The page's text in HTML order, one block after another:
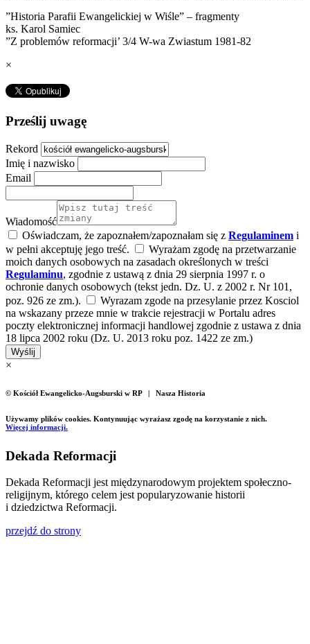
”Historia Parafii Ewangelickiej w Wiśle” – fragmenty
ks. Karol Samiec
”Z problemów reformacji’ 3/4 W-wa Zwiastum 1981-82
×
Prześlij uwagę
Rekord
Imię i nazwisko
Email
Wiadomość
Oświadczam, że zapoznałem/zapoznałam się z Regulaminem i
w pełni akceptuję jego treść.
Wyrażam zgodę na przetwarzanie
moich danych osobowych na zasadach określonych w treści
Regulaminu, zgodnie z ustawą z dnia 29 sierpnia 1997 r. o
ochronie danych osobowych (tekst jedn. Dz. U. z 2002 r. Nr 101,
poz. 926 ze zm.).
Wyrazam zgode na przesylanie przez Kosciol
na wskazany przeze mnie w trakcie rejestracji w Portalu adres
poczty elektronicznej informacji handlowej zgodnie z ustawa z dnia
18 lipca 2002 roku (Dz. U. 2013 roku poz. 1422 ze zm.)
Wyślij
×
© Kościół Ewangelicko-Augsburski w RP | Nasza Historia
Używamy plików cookies. Kontynuując wyrażasz zgodę na korzystanie z nich.
Więcej informacji.
Dekada Reformacji
Dekada Reformacji jest międzynarodowym projektem społeczno-
religijnym, którego celem jest popularyzowanie historii
i dziedzictwa Reformacji.
przejdź do strony